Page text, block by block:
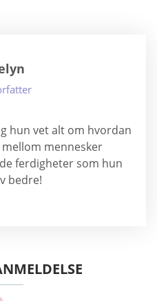
hun vet alt om hvordan
mennesker
ferdigheter som hun
bedre!